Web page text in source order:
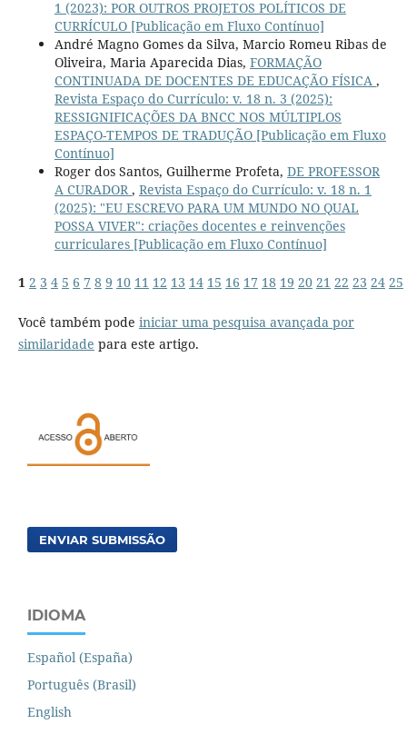
1 (2023): POR OUTROS PROJETOS POLÍTICOS DE
CURRÍCULO [Publicação em Fluxo Contínuo]
André Magno Gomes da Silva, Marcio Romeu Ribas de
Oliveira, Maria Aparecida Dias, FORMAÇÃO
CONTINUADA DE DOCENTES DE EDUCAÇÃO FÍSICA ,
Revista Espaço do Currículo: v. 18 n. 3 (2025):
RESSIGNIFICAÇÕES DA BNCC NOS MÚLTIPLOS
ESPAÇO-TEMPOS DE TRADUÇÃO [Publicação em Fluxo
Contínuo]
Roger dos Santos, Guilherme Profeta, DE PROFESSOR
A CURADOR , Revista Espaço do Currículo: v. 18 n. 1
(2025): "EU ESCREVO PARA UM MUNDO NO QUAL
POSSA VIVER": criações docentes e reinvenções
curriculares [Publicação em Fluxo Contínuo]
1 2 3 4 5 6 7 8 9 10 11 12 13 14 15 16 17 18 19 20 21 22 23 24 25
Você também pode iniciar uma pesquisa avançada por
similaridade para este artigo.
ENVIAR SUBMISSÃO
IDIOMA
Español (España)
Português (Brasil)
English